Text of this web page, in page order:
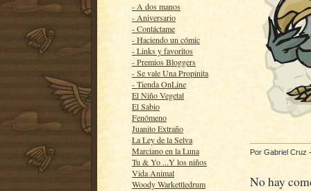
- A dos manos
- Aniversario
- Contáctame
- Haciendo un cómic
- Links y favoritos
- Premios Bloggers
- Se vale Una Propinita
- Tienda OnLine
El Niño Vegetal
El Sabio
Fenómeno
Juanito Extraño
La Ley de la Selva
Marciano en la Luna
Tu & Yo ...Y los niños
Vida Animal
Woody Warkettledrum
Por Gabriel Cruz
No hay